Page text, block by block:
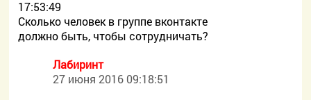
17:53:49
Сколько человек в группе вконтакте
должно быть, чтобы сотрудничать?
Лабиринт
27 июня 2016 09:18:51